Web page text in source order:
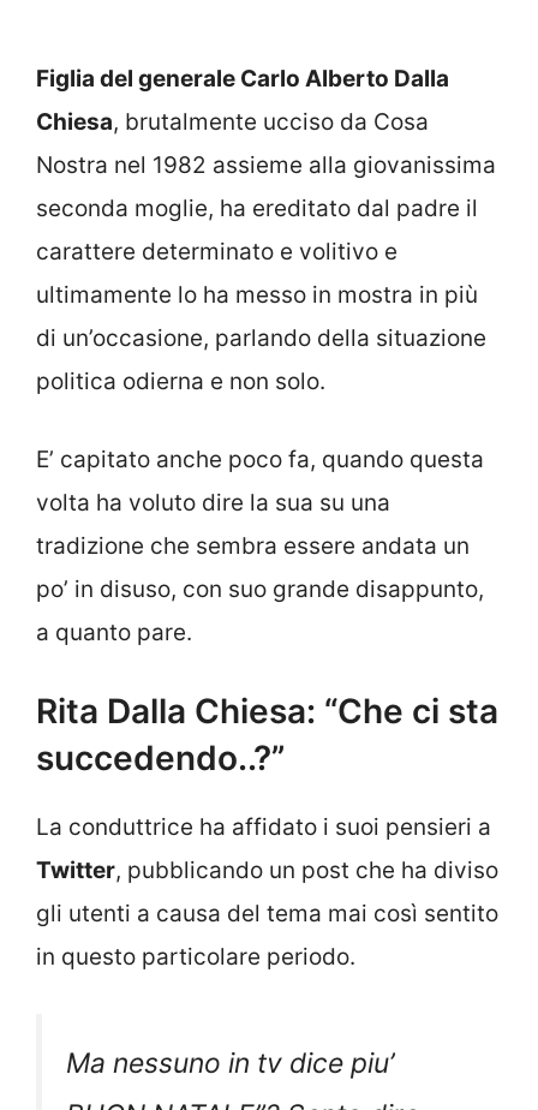
Figlia del generale Carlo Alberto Dalla
Chiesa, brutalmente ucciso da Cosa
Nostra nel 1982 assieme alla giovanissima
seconda moglie, ha ereditato dal padre il
carattere determinato e volitivo e
ultimamente lo ha messo in mostra in più
di un’occasione, parlando della situazione
politica odierna e non solo.
E’ capitato anche poco fa, quando questa
volta ha voluto dire la sua su una
tradizione che sembra essere andata un
po’ in disuso, con suo grande disappunto,
a quanto pare.
Rita Dalla Chiesa: “Che ci sta
succedendo..?”
La conduttrice ha affidato i suoi pensieri a
Twitter, pubblicando un post che ha diviso
gli utenti a causa del tema mai così sentito
in questo particolare periodo.
Ma nessuno in tv dice piu’